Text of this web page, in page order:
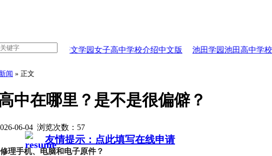
好文学园女子高中学校介绍中文版 池田学园池田高中学校介绍中文版
闻 » 正文
中在哪里？是不是很偏僻？
06-04 浏览次数： 57
友情提示：点此填写在线申请
理手机、电脑和电子原件？